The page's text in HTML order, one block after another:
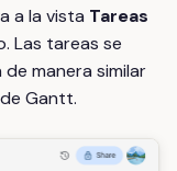
a la vista Tareas
Las tareas se
manera similar
Gantt.